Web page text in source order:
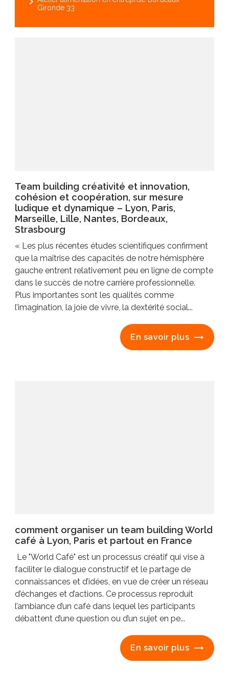
Gironde 33
Team building créativité et innovation,
cohésion et coopération, sur mesure
ludique et dynamique – Lyon, Paris,
Marseille, Lille, Nantes, Bordeaux,
Strasbourg
« Les plus récentes études scientifiques confirment
que la maîtrise des capacités de notre hémisphère
gauche entrent relativement peu en ligne de compte
dans le succès de notre carrière professionnelle.
Plus importantes sont les qualités comme
l’imagination, la joie de vivre, la dextérité social...
En savoir plus
comment organiser un team building World
café à Lyon, Paris et partout en France
Le "World Café" est un processus créatif qui vise à
faciliter le dialogue constructif et le partage de
connaissances et d’idées, en vue de créer un réseau
d’échanges et d’actions. Ce processus reproduit
l’ambiance d’un café dans lequel les participants
débattent d’une question ou d’un sujet en pe...
En savoir plus